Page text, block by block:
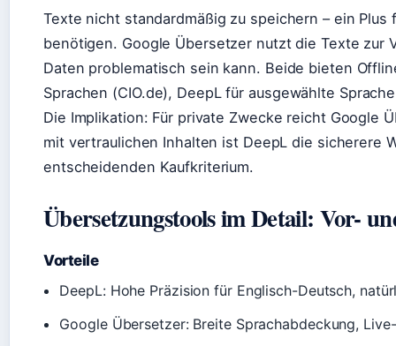
Texte nicht standardmäßig zu speichern – ein
benötigen. Google Übersetzer nutzt die Texte zur
Daten problematisch sein kann. Beide bieten
Sprachen (CIO.de), DeepL für ausgewählte
Die Implikation: Für private Zwecke reicht Google
mit vertraulichen Inhalten ist DeepL die sicherere
entscheidenden Kaufkriterium.
Übersetzungstools im Detail: Vor-
Vorteile
DeepL: Hohe Präzision für Englisch-Deutsch,
Google Übersetzer: Breite Sprachabdeckung,